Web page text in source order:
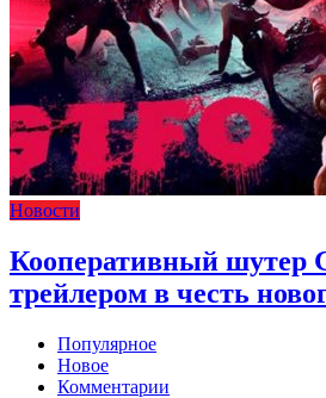
Новости
Кооперативный шутер
трейлером в честь
Популярное
Новое
Комментарии